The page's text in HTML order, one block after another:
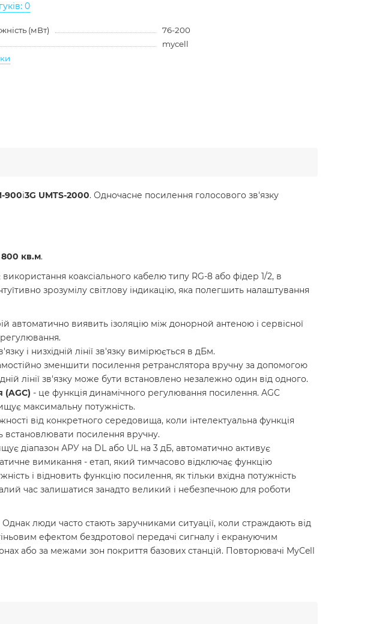
0
(мВт)
76-200
mycell
900і3G UMTS-2000. Одночасне посилення голосового зв'язку
кв.м.
коаксіального кабелю типу RG-8 або фідер 1/2, в
зрозумілу світлову індикацію, яка полегшить налаштування
виявить ізоляцію між донорной антеною і сервісної
і низхідній лінії зв'язку вимірюється в дБм.
зменшити посилення ретранслятора вручну за допомогою
лінії зв'язку може бути встановлено незалежно один від одного.
(AGC) - це функція динамічного регулювання посилення. AGC
максимальну потужність.
від конкретного середовища, коли інтелектуальна функція
встановлювати посилення вручну.
діапазон АРУ на DL або UL на 3 дБ, автоматично активує
вимикання - етап, який тимчасово відключає функцію
і відновить функцію посилення, як тільки вхідна потужність
час залишатися занадто великий і небезпечною для роботи
люди часто стають заручниками ситуації, коли страждають від
ефектом бездротової передачі сигналу і екрануючим
або за межами зон покриття базових станцій. Повторювачі MyCell